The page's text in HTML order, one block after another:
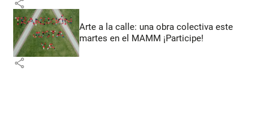
share
Arte a la calle: una obra colectiva este
martes en el MAMM ¡Participe!
share